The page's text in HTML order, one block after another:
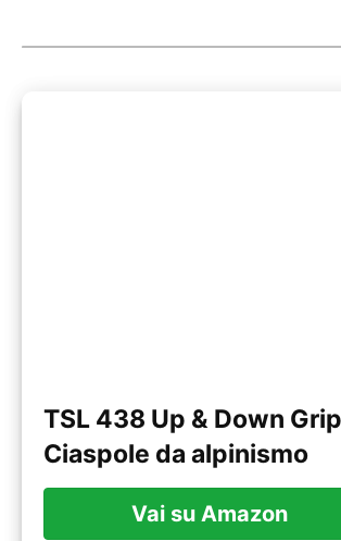
TSL 438 Up & Down Grip
Ciaspole da alpinismo
Vai su Amazon